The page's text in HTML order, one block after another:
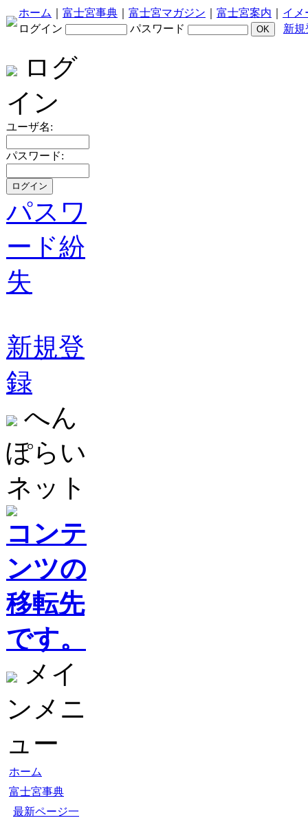
ホーム 富士宮事典 富士宮マガジン 富士宮案内
イメ
ログイン
パスワード 新規
ログ
イン
ユーザ名:
パスワード:
パスワ
ード紛
失
新規登
録
へん
ぽらい
ネット
コンテ
ンツの
移転先
です。
メイ
ンメニ
ュー
ホーム
富士宮事典
最新ページ一